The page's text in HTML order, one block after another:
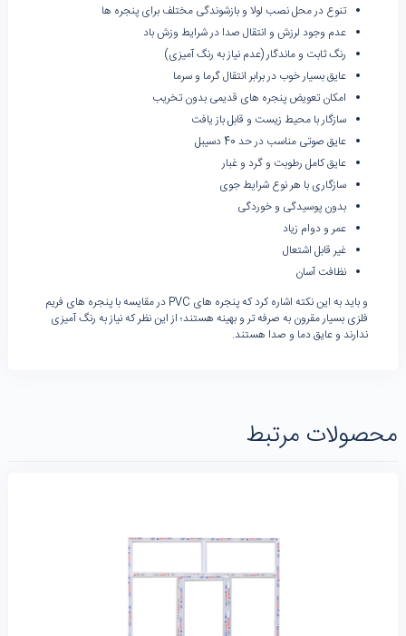
تنوع در محل نصب لولا و بازشوندگی مختلف برای پنجره ها
عدم وجود لرزش و انتقال صدا در شرایط وزش باد
رنگ ثابت و ماندگار (عدم نیاز به رنگ آمیزی)
عایق بسیار خوب در برابر انتقال گرما و سرما
امکان تعویض پنجره های قدیمی بدون تخریب
سازگار با محیط زیست و قابل باز یافت
عایق صوتی مناسب در حد 40 دسیبل
عایق کامل رطوبت و گرد و غبار
سازگاری با هر نوع شرایط جوی
بدون پوسیدگی و خوردگی
عمر و دوام زیاد
غیر قابل اشتعال
نظافت آسان
و باید به این نکته اشاره کرد که پنجره های PVC در مقایسه با پنجره های فریم
فلزی بسیار مقرون به صرفه تر و بهینه هستند؛ از این نظر که نیاز به رنگ آمیزی
ندارند و عایق دما و صدا هستند.
محصولات مرتبط